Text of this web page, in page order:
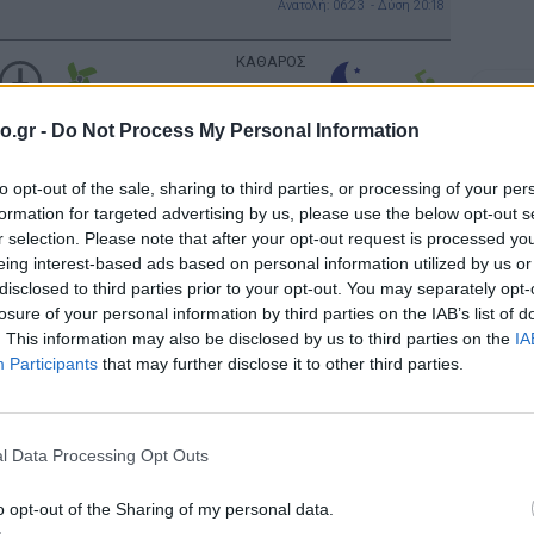
- Do Not Process My Personal Information
opt-out of the sale, sharing to third parties, or processing of your
for targeted advertising by us, please use the below opt-out
selection. Please note that after your opt-out request is processed
interest-based ads based on personal information utilized by us
to third parties prior to your opt-out. You may separately
of your personal information by third parties on the IAB’s list of
This information may also be disclosed by us to third parties on the
Participants that may further disclose it to other third parties.
Data Processing Opt Outs
opt-out of the Sharing of my personal data.
Ανατολή: 06:23 - Δύση 20:18
ΚΑΘΑΡΟΣ
ΚΑΘΑΡΟΣ
ΚΑΘΑΡΟΣ
2026